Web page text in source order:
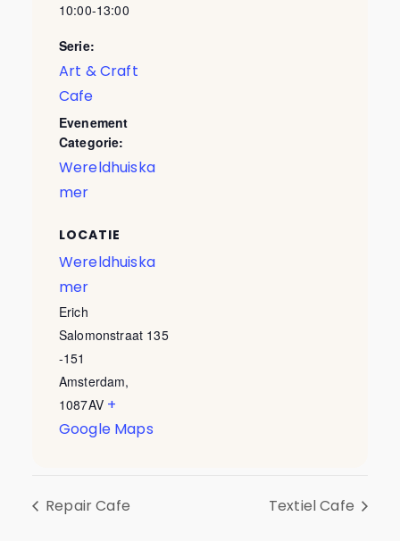
10:00-13:00
Serie:
Art & Craft
Cafe
Evenement
Categorie:
Wereldhuiska
mer
LOCATIE
Wereldhuiska
mer
Erich
Salomonstraat 135
-151
Amsterdam,
1087AV +
Google Maps
Repair Cafe Textiel Cafe